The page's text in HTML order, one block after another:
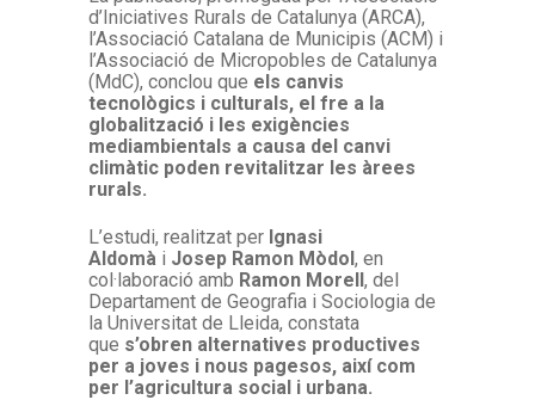
d’Iniciatives Rurals de Catalunya (ARCA),
l’Associació Catalana de Municipis (ACM) i
l’Associació de Micropobles de Catalunya
(MdC), conclou que els canvis
tecnològics i culturals, el fre a la
globalització i les exigències
mediambientals a causa del canvi
climàtic poden revitalitzar les àrees
rurals.
L’estudi, realitzat per Ignasi
Aldomà i Josep Ramon Mòdol , en
col·laboració amb Ramon Morell , del
Departament de Geografia i Sociologia de
la Universitat de Lleida, constata
que s’obren alternatives productives
per a joves i nous pagesos, així com
per l’agricultura social i urbana.